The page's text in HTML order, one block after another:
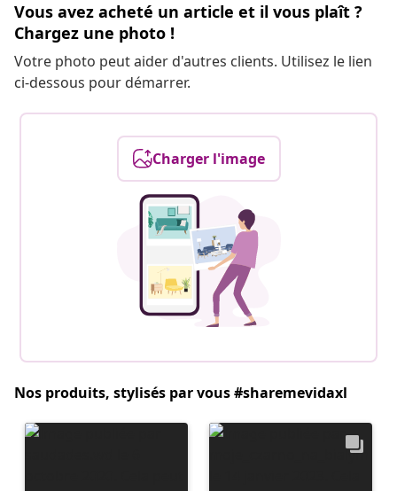
Vous avez acheté un article et il vous plaît ?
Chargez une photo !
Votre photo peut aider d'autres clients. Utilisez le lien
ci-dessous pour démarrer.
Charger l'image
Nos produits, stylisés par vous #sharemevidaxl